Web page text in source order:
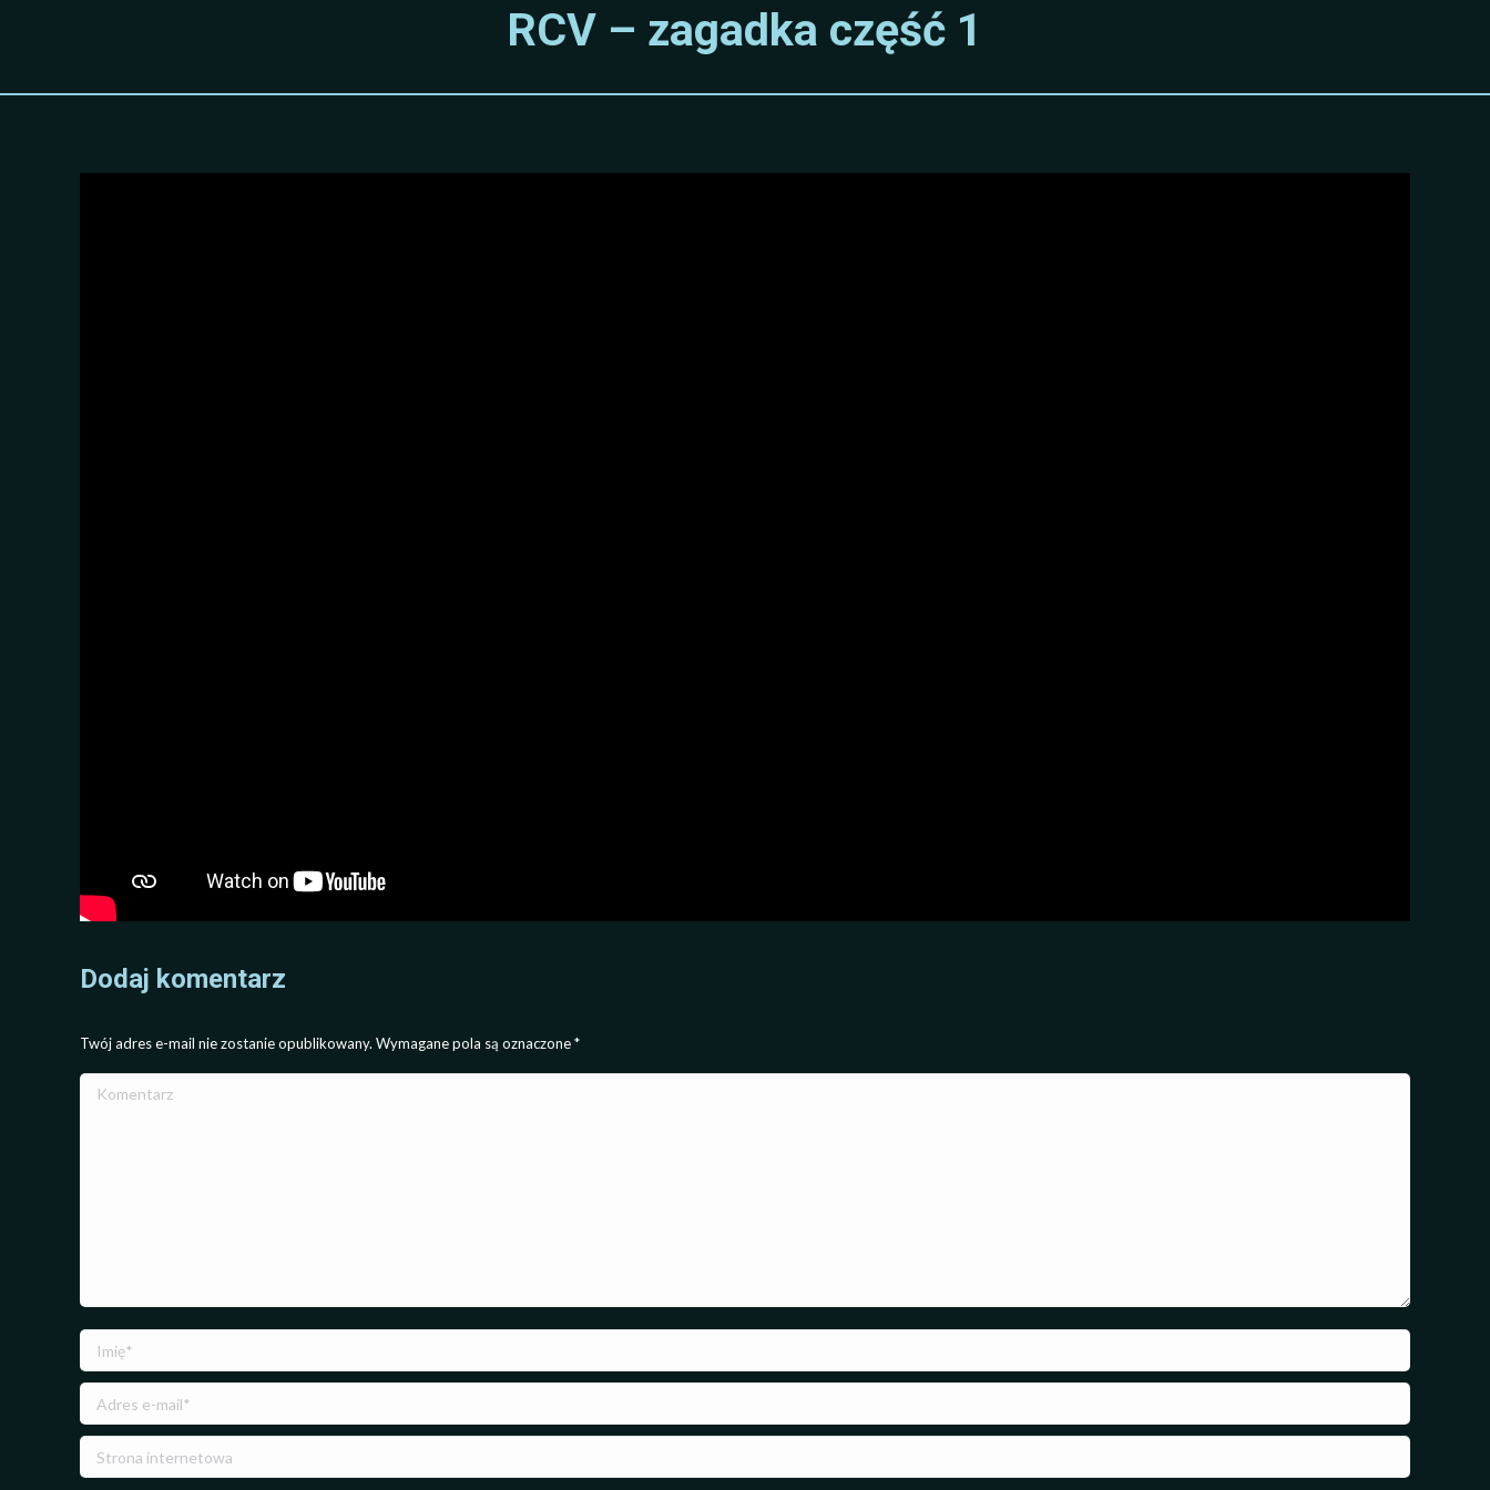
RCV – zagadka część 1
Dodaj komentarz
Twój adres e-mail nie zostanie opublikowany. Wymagane pola są oznaczone*
Komentarz
Imię *
Adres e-mail *
Strona internetowa